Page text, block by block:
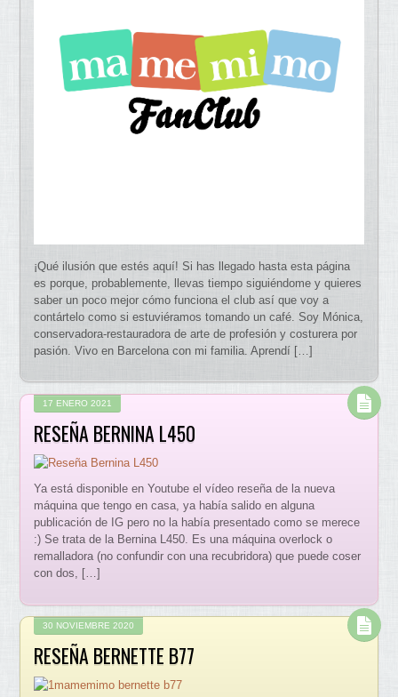
¡Qué ilusión que estés aquí! Si has llegado hasta esta página
es porque, probablemente, llevas tiempo siguiéndome y quieres
saber un poco mejor cómo funciona el club así que voy a
contártelo como si estuviéramos tomando un café. Soy Mónica,
conservadora-restauradora de arte de profesión y costurera por
pasión. Vivo en Barcelona con mi familia. Aprendí […]
17 ENERO 2021
RESEÑA BERNINA L450
Ya está disponible en Youtube el vídeo reseña de la nueva
máquina que tengo en casa, ya había salido en alguna
publicación de IG pero no la había presentado como se merece
:) Se trata de la Bernina L450. Es una máquina overlock o
remalladora (no confundir con una recubridora) que puede coser
con dos, […]
30 NOVIEMBRE 2020
RESEÑA BERNETTE B77